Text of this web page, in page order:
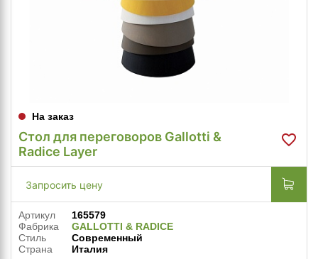
На заказ
Стол для переговоров Gallotti &
Radice Layer
Запросить цену
Артикул
165579
Фабрика
GALLOTTI & RADICE
Стиль
Современный
Страна
Италия